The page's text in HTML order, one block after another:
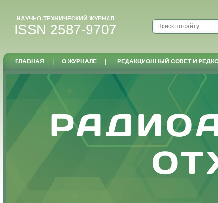
НАУЧНО-ТЕХНИЧЕСКИЙ ЖУРНАЛ
ISSN 2587-9707
ГЛАВНАЯ О ЖУРНАЛЕ РЕДАКЦИОННЫЙ СОВЕТ И